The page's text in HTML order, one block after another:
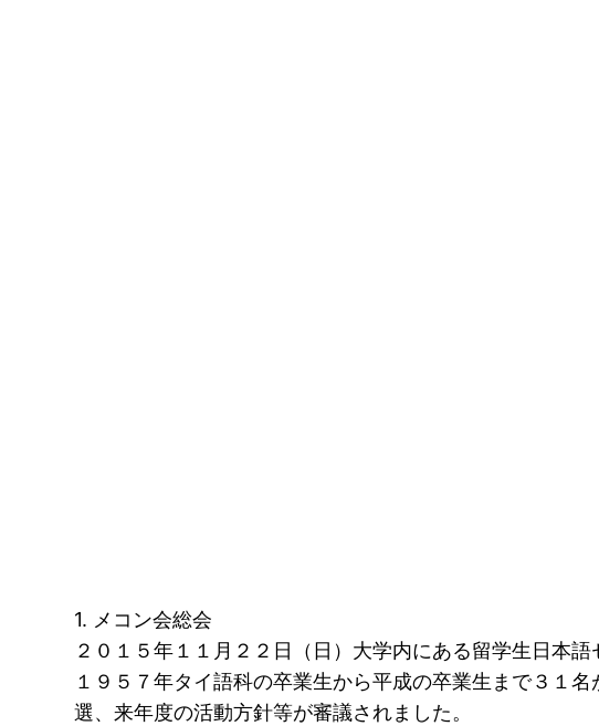
1. メコン会総会
２０１５年１１月２２日（日）大学内にある留学生日
１９５７年タイ語科の卒業生から平成の卒業生まで３１
選、来年度の活動方針等が審議されました。